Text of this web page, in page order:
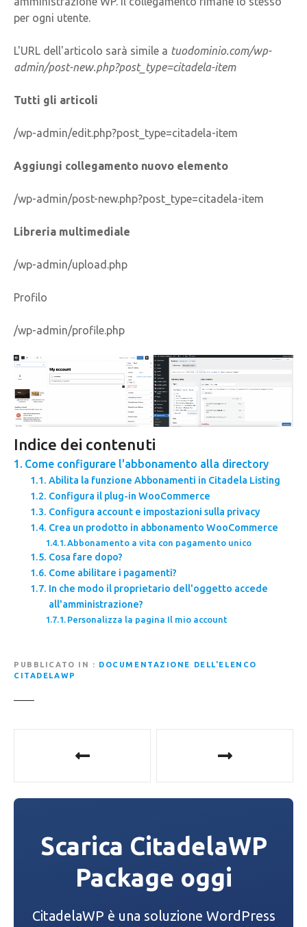
per ogni utente.
L'URL dell'articolo sarà simile a tuodominio.com/wp-
admin/post-new.php?post_type=citadela-item
Tutti gli articoli
/wp-admin/edit.php?post_type=citadela-item
Aggiungi collegamento nuovo elemento
/wp-admin/post-new.php?post_type=citadela-item
Libreria multimediale
/wp-admin/upload.php
Profilo
/wp-admin/profile.php
Indice dei contenuti
Come configurare l'abbonamento alla directory
Abilita la funzione Abbonamenti in Citadela Listing
Configura il plug-in WooCommerce
Configura account e impostazioni sulla privacy
Crea un prodotto in abbonamento WooCommerce
Abbonamento a vita con pagamento unico
Cosa fare dopo?
Come abilitare i pagamenti?
In che modo il proprietario dell'oggetto accede
all'amministrazione?
Personalizza la pagina Il mio account
PUBBLICATO IN
DOCUMENTAZIONE DELL'ELENCO
CITADELAWP
v
Scarica CitadelaWP
Package oggi
CitadelaWP è una soluzione WordPress